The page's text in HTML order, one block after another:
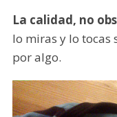
La calidad, no
lo miras y lo tocas
por algo.